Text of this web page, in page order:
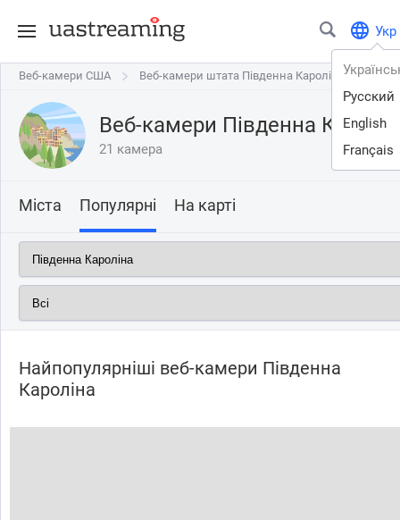
Укр
Русский
English
Français
Веб-камери США Веб-камери штата Південна Кароліна
Веб-камери США Веб-камери штата Південна Кароліна
Веб-камери Південна
21 камера
Міста Популярні На карті
Найпопулярніші веб-камери Південна
Кароліна